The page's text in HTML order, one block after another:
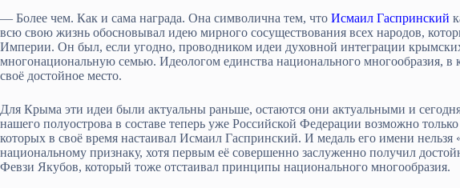
— Более чем. Как и сама награда. Она символична тем, что Исмаил Гаспринский
всю свою жизнь обосновывал идею мирного сосуществования всех народов,
Империи. Он был, если угодно, проводником идеи духовной интеграции
многонациональную семью. Идеологом единства национального многообразия, в
своё достойное место.
Для Крыма эти идеи были актуальны раньше, остаются они актуальными и
нашего полуострова в составе теперь уже Российской Федерации возможно
которых в своё время настаивал Исмаил Гаспринский. И медаль его имени нельзя
национальному признаку, хотя первым её совершенно заслуженно получил
Февзи Якубов, который тоже отстаивал принципы национального многообразия.